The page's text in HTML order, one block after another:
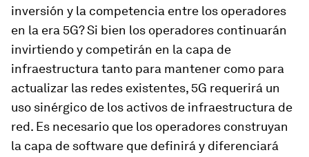
inversión y la competencia entre los operadores
en la era 5G? Si bien los operadores continuarán
invirtiendo y competirán en la capa de
infraestructura tanto para mantener como para
actualizar las redes existentes, 5G requerirá un
uso sinérgico de los activos de infraestructura de
red. Es necesario que los operadores construyan
la capa de software que definirá y diferenciará